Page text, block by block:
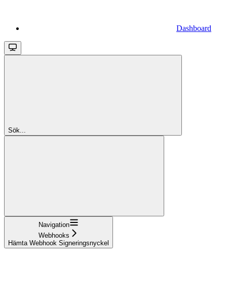
Dashboard
Sök...
Navigation
Webhooks
Hämta Webhook Signeringsnyckel